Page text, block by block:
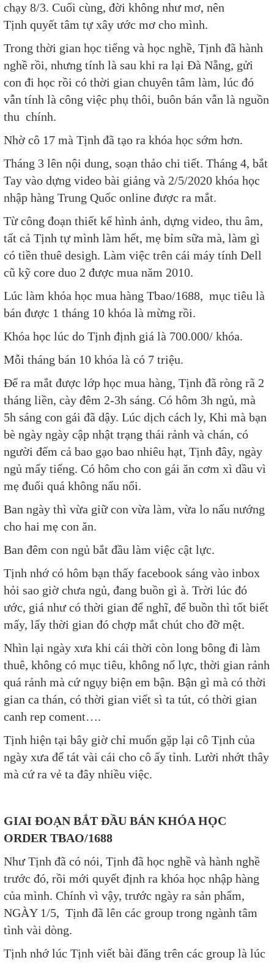
chạy 8/3. Cuối cùng, đời không như mơ, nên
Tịnh quyết tâm tự xây ước mơ cho mình.
Trong thời gian học tiếng và học nghề, Tịnh đã hành
nghề rồi, nhưng tính là sau khi ra lại Đà Nẵng, gửi
con đi học rồi có thời gian chuyên tâm làm, lúc đó
vẫn tính là công việc phụ thôi, buôn bán vẫn là nguồn
thu chính.
Nhờ cô 17 mà Tịnh đã tạo ra khóa học sớm hơn.
Tháng 3 lên nội dung, soạn thảo chi tiết. Tháng 4, bắt
Tay vào dựng video bài giảng và 2/5/2020 khóa học
nhập hàng Trung Quốc online được ra mắt.
Từ công đoạn thiết kế hình ảnh, dựng video, thu âm,
tất cả Tịnh tự mình làm hết, mẹ bỉm sữa mà, làm gì
có tiền thuê desigh. Làm việc trên cái máy tính Dell
cũ kỹ core duo 2 được mua năm 2010.
Lúc làm khóa học mua hàng Tbao/1688, mục tiêu là
bán được 1 tháng 10 khóa là mừng rồi.
Khóa học lúc do Tịnh định giá là 700.000/ khóa.
Mỗi tháng bán 10 khóa là có 7 triệu.
Để ra mắt được lớp học mua hàng, Tịnh đã ròng rã 2
tháng liền, cày đêm 2-3h sáng. Có hôm 3h ngủ, mà
5h sáng con gái đã dậy. Lúc dịch cách ly, Khi mà bạn
bè ngày ngày cập nhật trạng thái rảnh và chán, có
người đếm cả bao gạo bao nhiêu hạt, Tịnh đây, ngày
ngủ mấy tiếng. Có hôm cho con gái ăn cơm xì dầu vì
mẹ đuối quá không nấu nổi.
Ban ngày thì vừa giữ con vừa làm, vừa lo nấu nướng
cho hai mẹ con ăn.
Ban đêm con ngủ bắt đầu làm việc cật lực.
Tịnh nhớ có hôm bạn thấy facebook sáng vào inbox
hỏi sao giờ chưa ngủ, đang buồn gì à. Trời lúc đó
ước, giá như có thời gian để nghĩ, để buồn thì tốt biết
mấy, lấy thời gian đó chợp mắt chút cho đỡ mệt.
Nhìn lại ngày xưa khi cái thời còn long bông đi làm
thuê, không có mục tiêu, không nổ lực, thời gian rảnh
quá rảnh mà cứ ngụy biện em bận. Bận gì mà có thời
gian ca thán, có thời gian viết sì ta tút, có thời gian
canh rep coment….
Tịnh hiện tại bây giờ chỉ muốn gặp lại cô Tịnh của
ngày xưa để tát vài cái cho cô ấy tỉnh. Lười nhớt thây
mà cứ ra vẻ ta đây nhiều việc.
GIAI ĐOẠN BẮT ĐẦU BÁN KHÓA HỌC
ORDER TBAO/1688
Như Tịnh đã có nói, Tịnh đã học nghề và hành nghề
trước đó, rồi mới quyết định ra khóa học nhập hàng
của mình. Chính vì vậy, trước ngày ra sản phẩm,
NGÀY 1/5, Tịnh đã lên các group trong ngành tâm
tình vài dòng.
Tịnh nhớ lúc Tịnh viết bài đăng trên các group là lúc